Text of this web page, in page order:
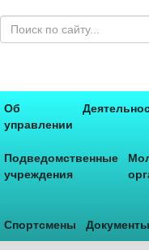
Об
управлении
Подведомственные
учреждения
Спортсмены Документы